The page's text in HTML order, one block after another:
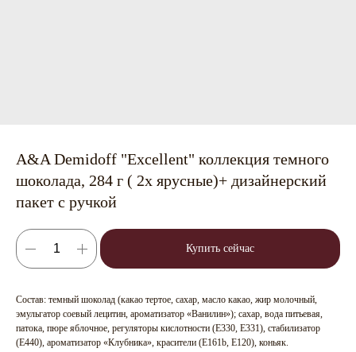
A&A Demidoff "Excellent" коллекция темного
шоколада, 284 г ( 2х ярусные)+ дизайнерский
пакет с ручкой
Купить сейчас
Состав: темный шоколад (какао тертое, сахар, масло какао, жир молочный,
эмульгатор соевый лецитин, ароматизатор «Ванилин»); сахар, вода питьевая,
патока, пюре яблочное, регуляторы кислотности (Е330, Е331), стабилизатор
(Е440), ароматизатор «Клубника», красители (Е161b, Е120), коньяк.